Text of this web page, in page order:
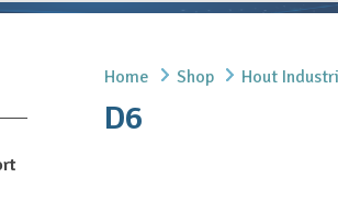
Home Shop Hout
D6